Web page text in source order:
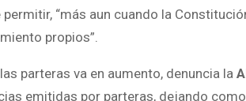
“más aun cuando la
propios”.
parteras va en aumento, denuncia la
emitidas por parteras, dejando